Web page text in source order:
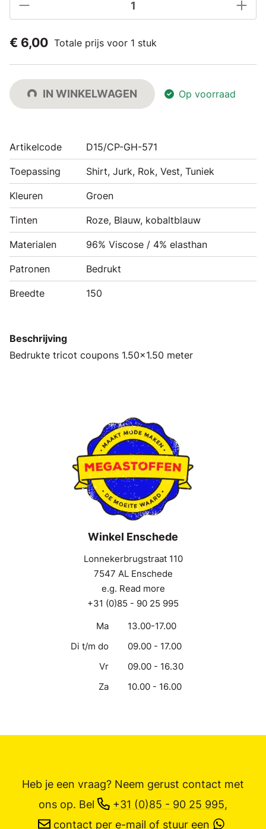
€ 6,00 Totale prijs voor 1 stuk
IN WINKELWAGEN Op voorraad
Artikelcode D15/CP-GH-571
Toepassing Shirt, Jurk, Rok, Vest, Tuniek
Kleuren Groen
Tinten Roze, Blauw, kobaltblauw
Materialen 96% Viscose / 4% elasthan
Patronen Bedrukt
Breedte 150
Beschrijving
Bedrukte tricot coupons 1.50x1.50 meter
Winkel Enschede
Lonnekerbrugstraat 110
7547 AL Enschede
e.g. Read more
+31 (0)85 - 90 25 995
Ma
13.00-17.00
Di t/m do
09.00 - 17.00
Vr
09.00 - 16.30
Za
10.00 - 16.00
Heb je een vraag? Neem gerust contact met
ons op. Bel +31 (0)85 - 90 25 995,
contact per e-mail of stuur een